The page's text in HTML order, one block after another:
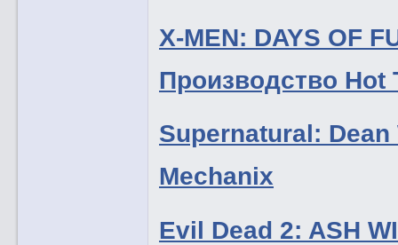
X-MEN: DAYS OF
Производство Hot
Supernatural:
Mechanix
Evil Dead 2: ASH